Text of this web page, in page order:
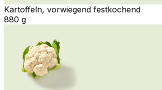
Kartoffeln, vorwiegend festkochend
880 g